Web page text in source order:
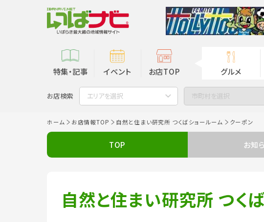
特集・記事 イベント お店TOP グルメ
お店検索 エリアを選択 市町村を選択
ホーム お店情報TOP 自然と住まい研究所 つくばショールーム クーポン
TOP お知
自然と住まい研究所 つく